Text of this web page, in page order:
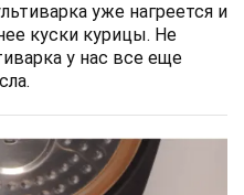
уже нагреется и
куски курицы. Не
у нас все еще